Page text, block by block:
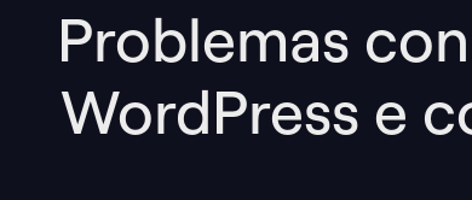
Problemas
WordPress e